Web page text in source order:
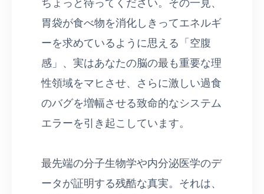
胃袋が食べ物を消化しきってエネルギ
ーを求めているように思える「空腹
感」、実はあなたの脳の最も重要な理
性領域をマヒさせ、さらに激しい過食
のバグを増幅させる致命的なシステム
エラーを引き起こしています。
最先端の分子生物学や内分泌医学のデ
ータが証明する残酷な真実。それは、